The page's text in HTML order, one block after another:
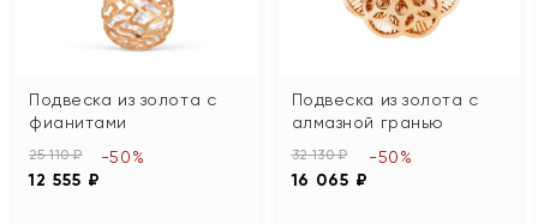
Подвеска из золота с
фианитами
25 110 ₽
12 555 ₽
-50%
Подвеска из золота с
алмазной гранью
32 130 ₽
16 065 ₽
-50%